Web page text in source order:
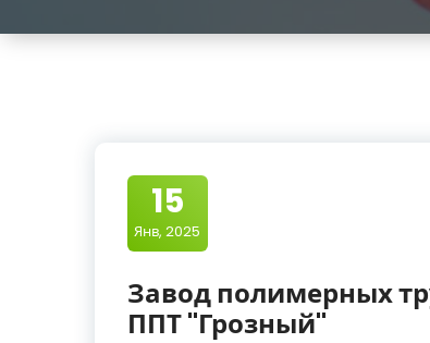
15
Янв, 2025
Завод полимерных
ППТ "Грозный"